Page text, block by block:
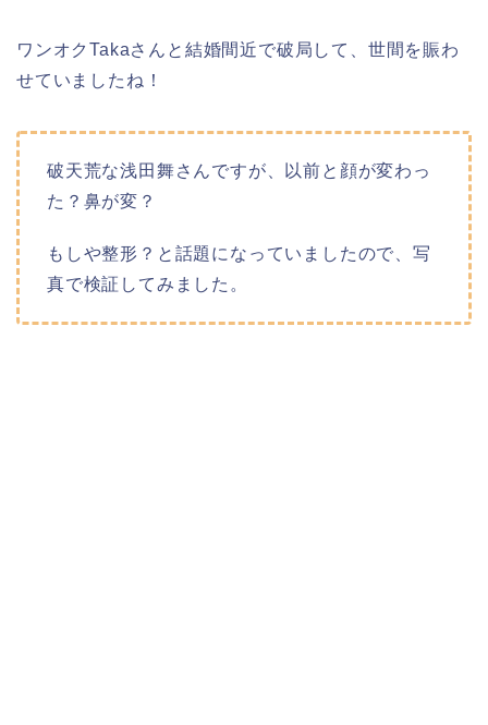
ワンオクTakaさんと結婚間近で破局して、世間を賑わ
せていましたね！
破天荒な浅田舞さんですが、以前と顔が変わっ
た？鼻が変？
もしや整形？と話題になっていましたので、写
真で検証してみました。